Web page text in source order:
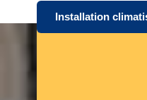
Installation